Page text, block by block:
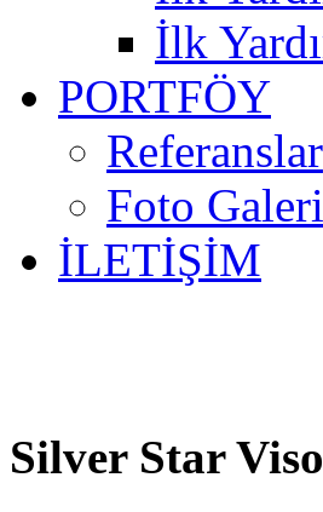
İlk
PORTFÖY
Referanslar
Foto Galeri
İLETİŞİM
Silver Star